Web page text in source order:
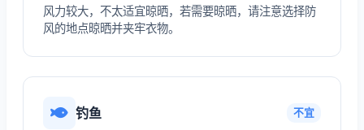
风力较大，不太适宜晾晒，若需要晾晒，请注意选择防
风的地点晾晒并夹牢衣物。
钓鱼 不宜